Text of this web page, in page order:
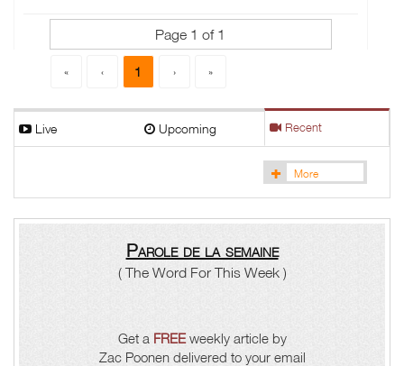
Page 1 of 1
« ‹ 1 › »
Live Upcoming Recent
More
Parole de la semaine
( The Word For This Week )
Get a FREEweekly article by
Zac Poonen delivered to your email